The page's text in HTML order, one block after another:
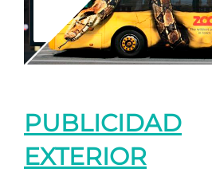
PUBLICIDAD
EXTERIOR